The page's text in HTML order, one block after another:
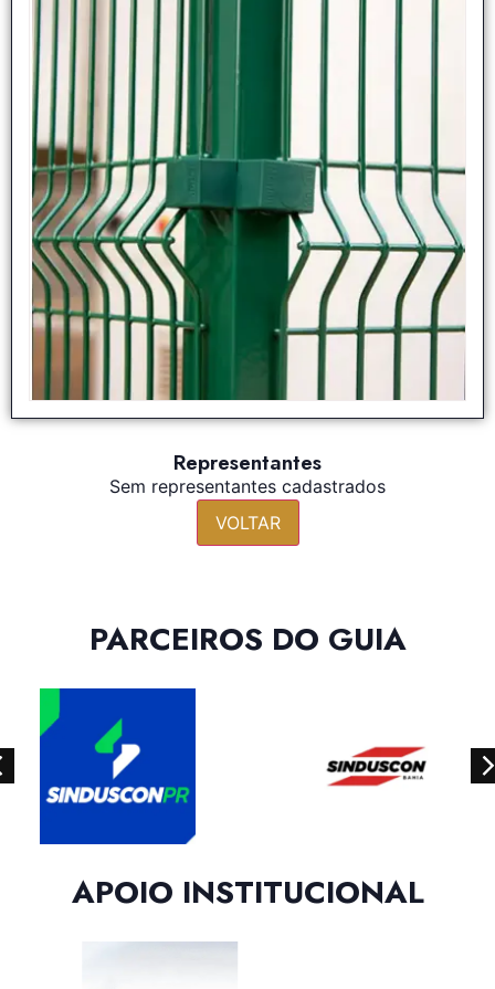
Representantes
Sem representantes cadastrados
VOLTAR
PARCEIROS DO GUIA
APOIO INSTITUCIONAL